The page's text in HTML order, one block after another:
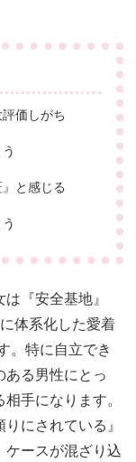
価しがち
と感じる
『安全基地』
体系化した愛着
。特に自立でき
ある男性にとっ
手になります。
にされている』
ケースが混ざり込